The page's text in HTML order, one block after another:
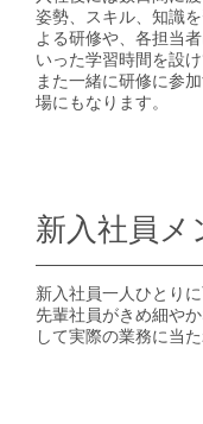
姿勢、スキル、知識
よる研修や、各担当
いった学習時間を設け
また一緒に研修に参
場にもなります。
新入社員メ
新入社員一人ひとり
先輩社員がきめ細や
して実際の業務に当